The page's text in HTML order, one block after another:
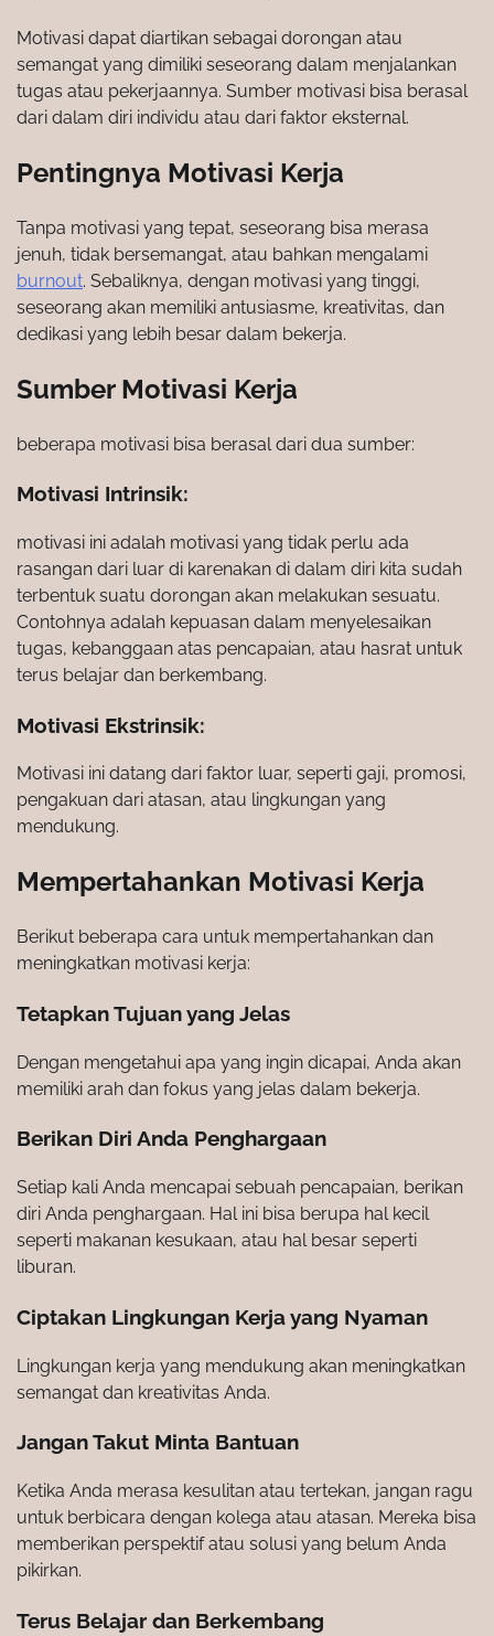
Motivasi dapat diartikan sebagai dorongan atau
semangat yang dimiliki seseorang dalam menjalankan
tugas atau pekerjaannya. Sumber motivasi bisa berasal
dari dalam diri individu atau dari faktor eksternal.
Pentingnya Motivasi Kerja
Tanpa motivasi yang tepat, seseorang bisa merasa
jenuh, tidak bersemangat, atau bahkan mengalami
burnout. Sebaliknya, dengan motivasi yang tinggi,
seseorang akan memiliki antusiasme, kreativitas, dan
dedikasi yang lebih besar dalam bekerja.
Sumber Motivasi Kerja
beberapa motivasi bisa berasal dari dua sumber:
Motivasi Intrinsik:
motivasi ini adalah motivasi yang tidak perlu ada
rasangan dari luar di karenakan di dalam diri kita sudah
terbentuk suatu dorongan akan melakukan sesuatu.
Contohnya adalah kepuasan dalam menyelesaikan
tugas, kebanggaan atas pencapaian, atau hasrat untuk
terus belajar dan berkembang.
Motivasi Ekstrinsik:
Motivasi ini datang dari faktor luar, seperti gaji, promosi,
pengakuan dari atasan, atau lingkungan yang
mendukung.
Mempertahankan Motivasi Kerja
Berikut beberapa cara untuk mempertahankan dan
meningkatkan motivasi kerja:
Tetapkan Tujuan yang Jelas
Dengan mengetahui apa yang ingin dicapai, Anda akan
memiliki arah dan fokus yang jelas dalam bekerja.
Berikan Diri Anda Penghargaan
Setiap kali Anda mencapai sebuah pencapaian, berikan
diri Anda penghargaan. Hal ini bisa berupa hal kecil
seperti makanan kesukaan, atau hal besar seperti
liburan.
Ciptakan Lingkungan Kerja yang Nyaman
Lingkungan kerja yang mendukung akan meningkatkan
semangat dan kreativitas Anda.
Jangan Takut Minta Bantuan
Ketika Anda merasa kesulitan atau tertekan, jangan ragu
untuk berbicara dengan kolega atau atasan. Mereka bisa
memberikan perspektif atau solusi yang belum Anda
pikirkan.
Terus Belajar dan Berkembang